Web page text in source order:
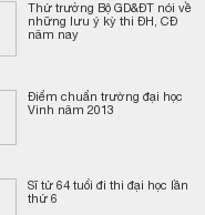
Thứ trưởng Bộ GD&ĐT nói về
những lưu ý kỳ thi ĐH, CĐ
năm nay
Điểm chuẩn trường đại học
Vinh năm 2013
Sĩ tử 64 tuổi đi thi đại học lần
thứ 6